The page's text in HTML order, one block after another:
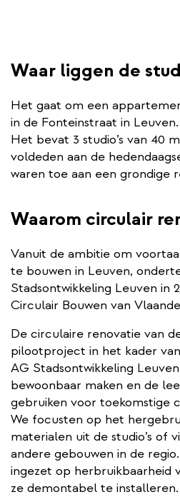
Waar liggen de
Het gaat om een
in de Fonteinstraat in Leuven.
Het bevat 3 studio’s van 40
voldeden aan de
waren toe aan een grondige
Waarom circulair
Vanuit de ambitie om
te bouwen in Leuven,
Stadsontwikkeling Leuven in
Circulair Bouwen van
De circulaire renovatie van
pilootproject in het kader
AG Stadsontwikkeling
bewoonbaar maken en de
gebruiken voor toekomstige
We focusten op het
materialen uit de studio’s of
andere gebouwen in de
ingezet op herbruikbaarheid
ze demontabel te installeren.